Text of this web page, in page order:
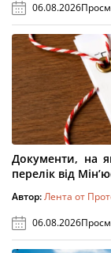
06.08.2026
Документи, на
перелік від
Автор:Лента от
06.08.2026